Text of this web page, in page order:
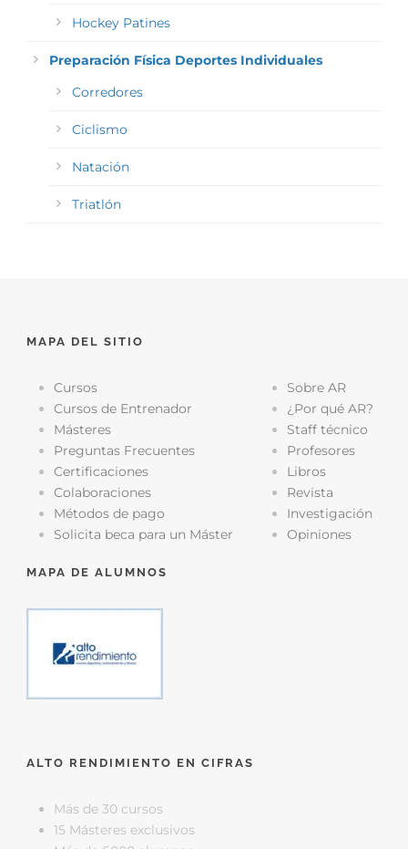
Hockey Patines
Preparación Física Deportes Individuales
Corredores
Ciclismo
Natación
Triatlón
MAPA DEL SITIO
Cursos
Cursos de Entrenador
Másteres
Preguntas Frecuentes
Certificaciones
Colaboraciones
Métodos de pago
Solicita beca para un Máster
Sobre AR
¿Por qué AR?
Staff técnico
Profesores
Libros
Revista
Investigación
Opiniones
MAPA DE ALUMNOS
ALTO RENDIMIENTO EN CIFRAS
Más de 30 cursos
15 Másteres exclusivos